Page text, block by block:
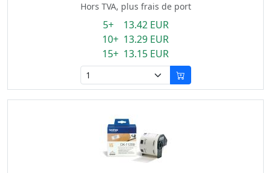
Hors TVA, plus frais de port
5+ 13.42 EUR
10+ 13.29 EUR
15+ 13.15 EUR